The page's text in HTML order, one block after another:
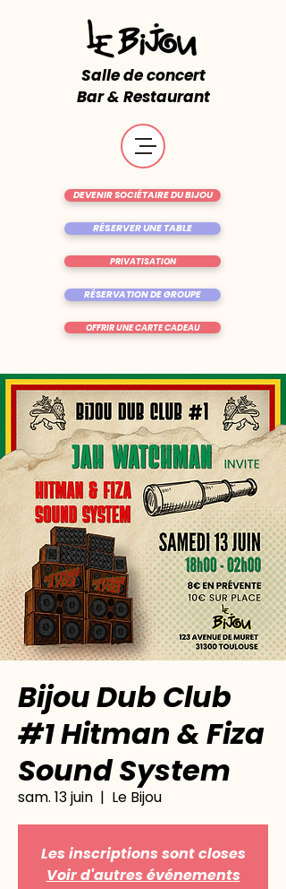
Salle de concert
Bar & Restaurant
RÉSERVER UNE TABLE
OFFRIR UNE CARTE CADEAU
DEVENIR SOCIÉTAIRE DU BIJOU
RÉSERVATION DE GROUPE
PRIVATISATION
Bijou Dub Club
#1 Hitman & Fiza
Sound System
sam. 13 juin
  |
Le Bijou
Les inscriptions sont closes
Voir d'autres événements